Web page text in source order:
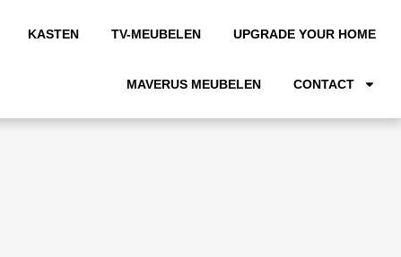
KASTEN TV-MEUBELEN UPGRADE YOUR HOME
MAVERUS MEUBELEN CONTACT